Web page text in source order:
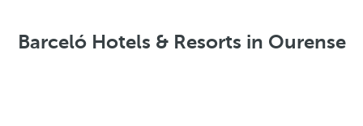
Barceló Hotels & Resorts in Ourense